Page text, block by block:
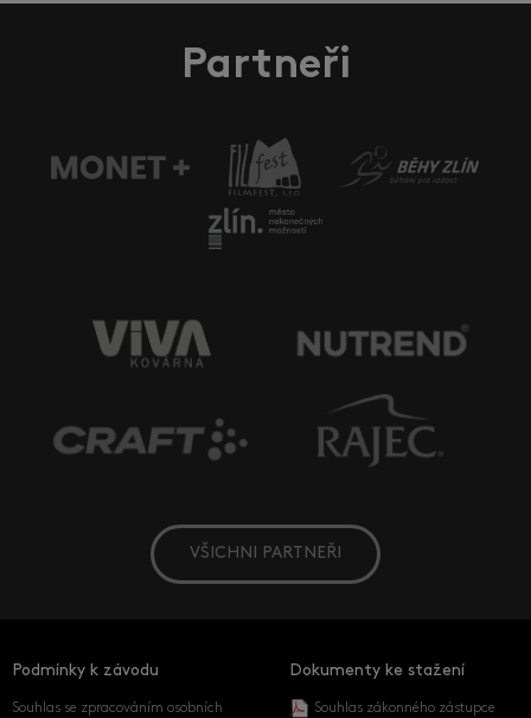
Partneři
VŠICHNI PARTNEŘI
Podmínky k závodu
Souhlas se zpracováním osobních
Dokumenty ke stažení
Souhlas zákonného zástupce